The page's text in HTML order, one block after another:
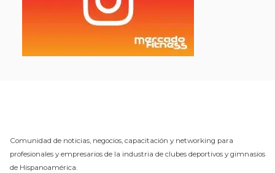
Comunidad de noticias, negocios, capacitación y networking para
profesionales y empresarios de la industria de clubes deportivos y gimnasios
de Hispanoamérica.